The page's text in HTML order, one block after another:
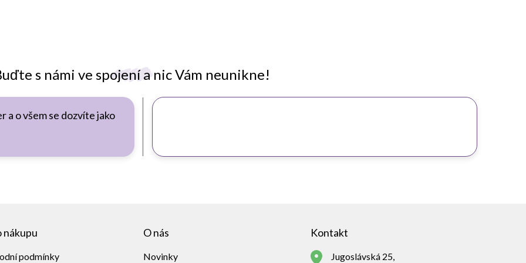
s námi ve spojení a nic Vám neunikne!
o všem se dozvíte jako
nákupu
podmínky
O nás
Novinky
Kontakt
Jugoslávská 25,